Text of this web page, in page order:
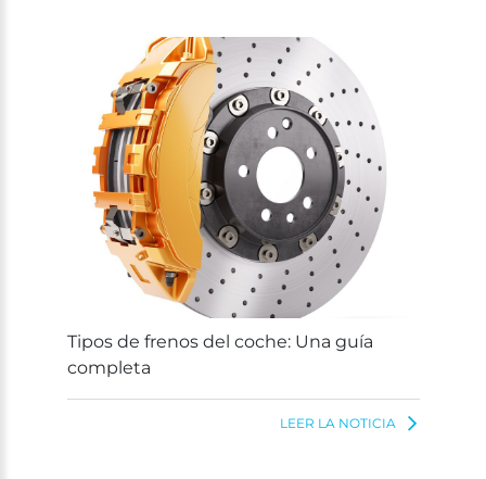
Tipos de frenos del coche: Una guía
completa
LEER LA NOTICIA